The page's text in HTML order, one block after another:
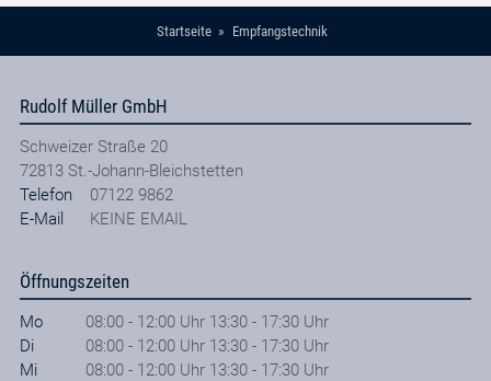
Startseite Empfangstechnik
Rudolf Müller GmbH
Schweizer Straße 20
72813 St.-Johann-Bleichstetten
Telefon
07122 9862
E-Mail
KEINE EMAIL
Öffnungszeiten
Mo
08:00 - 12:00 Uhr 13:30 - 17:30 Uhr
Di
08:00 - 12:00 Uhr 13:30 - 17:30 Uhr
Mi
08:00 - 12:00 Uhr 13:30 - 17:30 Uhr